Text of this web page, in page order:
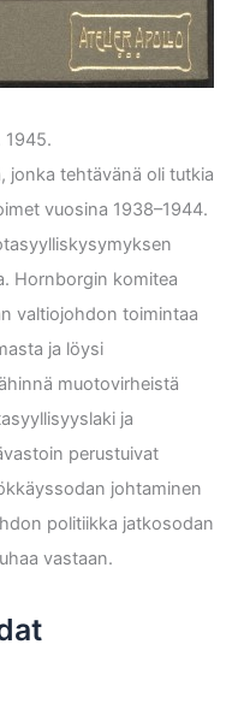
jonka tehtävänä oli tutkia
vuosina 1938–1944.
Hornborgin komitea
valtiojohdon toimintaa
ja löysi
muotovirheistä
ja
perustuivat
johtaminen
politiikka jatkosodan
vastaan.